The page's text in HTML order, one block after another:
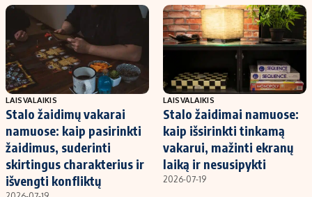
LAISVALAIKIS
Stalo žaidimų vakarai
namuose: kaip pasirinkti
žaidimus, suderinti
skirtingus charakterius ir
išvengti konfliktų
LAISVALAIKIS
Stalo žaidimai namuose:
kaip išsirinkti tinkamą
vakarui, mažinti ekranų
laiką ir nesusipykti
2026-07-19